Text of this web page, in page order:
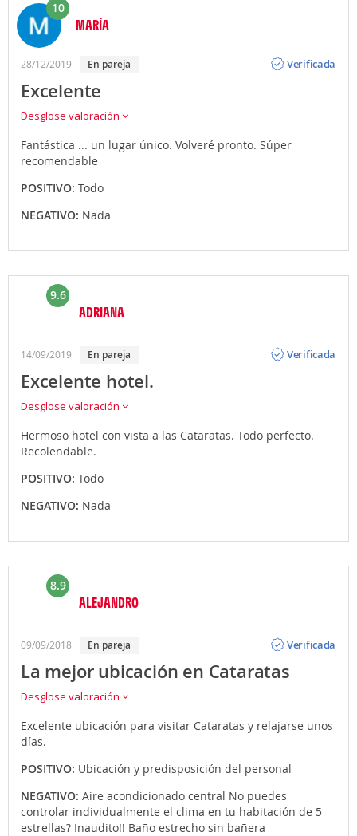
10
MARÍA
28/12/2019 en pareja
Verificada
Excelente
Desglose valoración
Fantástica ... un lugar único. Volveré pronto. Súper
recomendable
POSITIVO: Todo
NEGATIVO: Nada
9.6
ADRIANA
14/09/2019 en pareja
Verificada
Excelente hotel.
Desglose valoración
Hermoso hotel con vista a las Cataratas. Todo perfecto.
Recolendable.
POSITIVO: Todo
NEGATIVO: Nada
8.9
ALEJANDRO
09/09/2018 en pareja
Verificada
La mejor ubicación en Cataratas
Desglose valoración
Excelente ubicación para visitar Cataratas y relajarse unos
días.
POSITIVO: Ubicación y predisposición del personal
NEGATIVO: Aire acondicionado central No puedes
controlar individualmente el clima en tu habitación de 5
estrellas? Inaudito!! Baño estrecho sin bañera